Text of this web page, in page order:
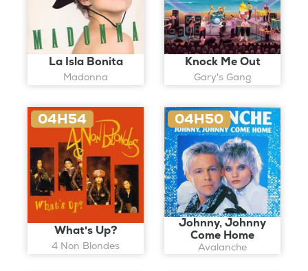
La Isla Bonita
Madonna
Knock Me Out
Gary's Gang
04H54
What's Up?
4 Non Blondes
04H50
Johnny, Johnny
Come Home
Avalanche